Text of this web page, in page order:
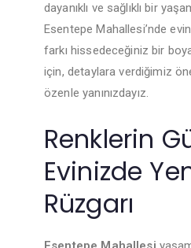
dayanıklı ve sağlıklı bir
Esentepe Mahallesi’nde
farkı hissedeceğiniz bir
için, detaylara verdiğimiz
özenle yanınızdayız.
Renklerin
Evinizde
Rüzgarı